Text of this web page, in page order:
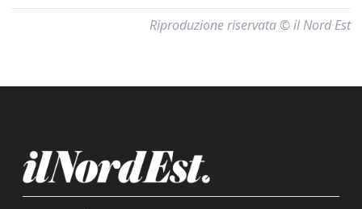
Riproduzione riservata © il Nord Est